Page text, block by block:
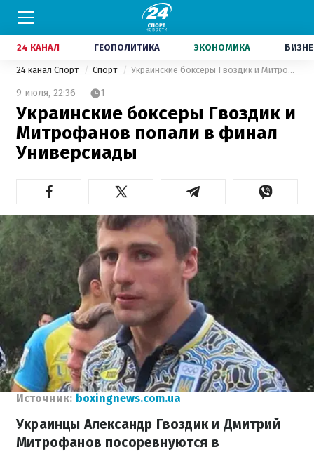
24 КАНАЛ ГЕОПОЛИТИКА ЭКОНОМИКА
24 канал Спорт Спорт Украинские боксеры Гвоздик и Митрофанов попали в финал Универсиады
9 июля, 22:36 1
Украинские боксеры Гвоздик и
Митрофанов попали в финал
Универсиады
Источник: boxingnews.com.ua
Украинцы Александр Гвоздик и Дмитрий
Митрофанов посоревнуются в